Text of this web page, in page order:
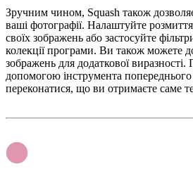
Зручним чином, Squash також
ваші фотографії. Налаштуйте розмиття,
своїх зображень або застосуйте
колекції програми. Ви також можете
зображень для додаткової виразності.
допомогою інструмента
переконатися, що ви отримаєте саме